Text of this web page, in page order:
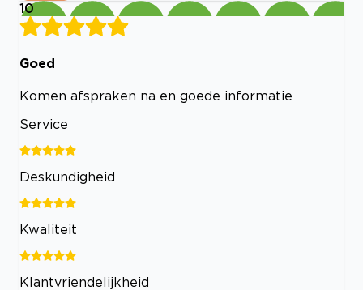
10
Goed
Komen afspraken na en goede informatie
Service
Deskundigheid
Kwaliteit
Klantvriendelijkheid